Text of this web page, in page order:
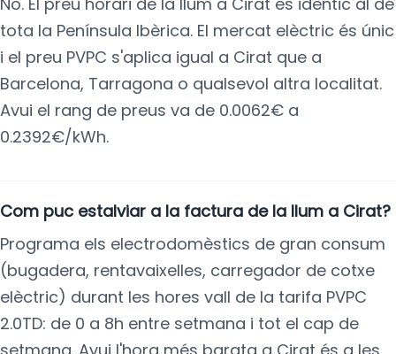
tota la Península Ibèrica. El mercat elèctric és únic
i el preu PVPC s'aplica igual a Cirat que a
Barcelona, Tarragona o qualsevol altra localitat.
Avui el rang de preus va de 0.0062€ a
0.2392€/kWh.
Com puc estalviar a la factura de la llum a Cirat?
Programa els electrodomèstics de gran consum
(bugadera, rentavaixelles, carregador de cotxe
elèctric) durant les hores vall de la tarifa PVPC
2.0TD: de 0 a 8h entre setmana i tot el cap de